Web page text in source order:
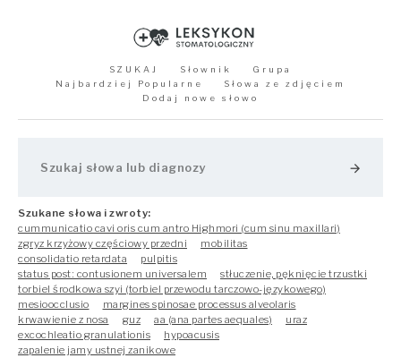
SZUKAJ Słownik
Grupa
Najbardziej Popularne
Słowa ze zdjęciem
Dodaj nowe słowo
arrow_forward
Szukane słowa i zwroty:
cummunicatio cavi oris cum antro Highmori (cum sinu maxillari)
zgryz krzyżowy częściowy przedni
mobilitas
consolidatio retardata
pulpitis
status post: contusionem universalem
stłuczenie, pęknięcie trzustki
torbiel środkowa szyi (torbiel przewodu tarczowo-językowego)
mesioocclusio
margines spinosae processus alveolaris
krwawienie z nosa
guz aa (ana partes aequales)
uraz
excochleatio granulationis
hypoacusis
zapalenie jamy ustnej zanikowe